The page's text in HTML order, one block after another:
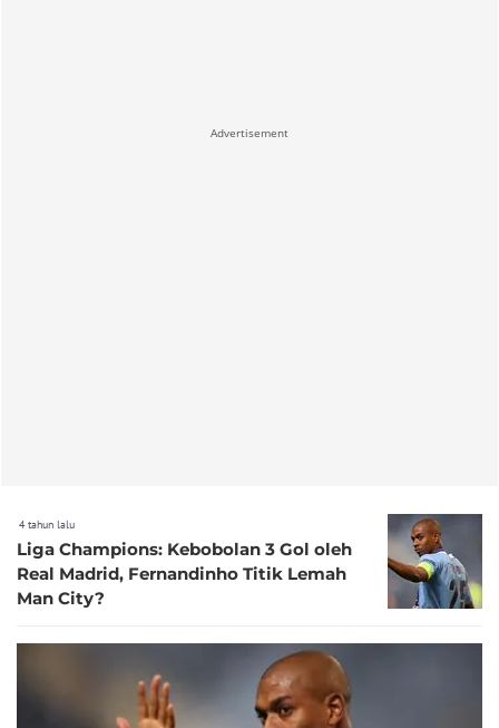
Advertisement
4 tahun lalu
Liga Champions: Kebobolan 3 Gol oleh
Real Madrid, Fernandinho Titik Lemah
Man City?